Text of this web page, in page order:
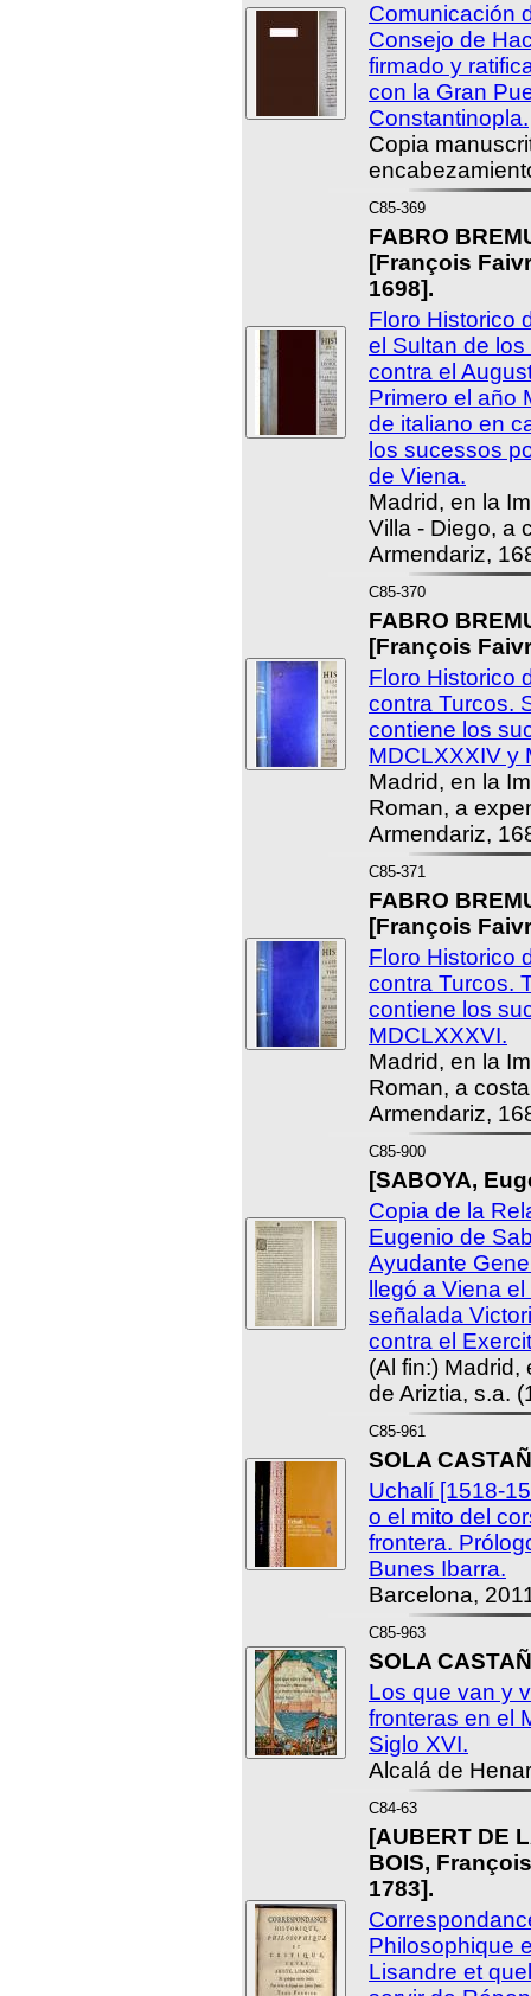
Comunicación
Consejo de
firmado y
con la Gran
Constantinopla.
Copia
C85-369
FABRO
[François
1698].
Floro Historico
el Sultan de
contra el
Primero el año
de italiano en
los sucessos
de Viena.
Madrid, en la
Villa - Diego, a
Armendariz,
C85-370
FABRO
[François
Floro Historico
contra Turcos.
contiene los
MDCLXXXIV y
Madrid, en la
Roman, a
Armendariz,
C85-371
FABRO
[François
Floro Historico
contra Turcos.
contiene los
MDCLXXXVI.
Madrid, en la
Roman, a
Armendariz,
C85-900
[SABOYA,
Copia de la
Eugenio de
Ayudante
llegó a Viena
señalada
contra el
(Al fin:) Madrid,
de Ariztia, s.a.
C85-961
SOLA
Uchalí [1518-
o el mito del
frontera.
Bunes Ibarra.
Barcelona,
C85-963
SOLA
Los que van y
fronteras en el
Siglo XVI.
Alcalá de
C84-63
[AUBERT DE
BOIS,
1783].
Philosophique
Lisandre et